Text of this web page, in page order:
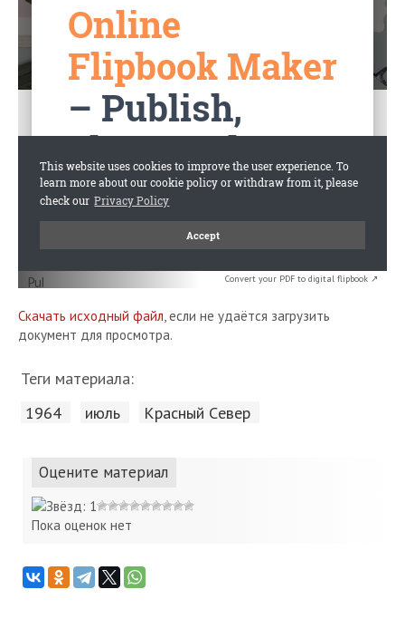
Convert your PDF to digital flipbook ↗
Скачать исходный файл, если не удаётся загрузить
документ для просмотра.
Теги материала:
1964 июль Красный Cевер
Оцените материал
Пока оценок нет